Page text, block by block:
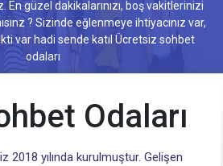
güzel dakikalarınızı, boş vakitlerinizi
? Sizinde eğlenmeye ihtiyacınız var,
var hadi sende katıl Ücretsiz sohbet
odaları
Odaları
2018 yılında kurulmuştur. Gelişen